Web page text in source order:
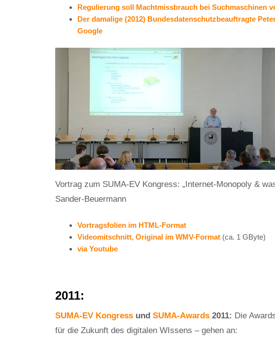
Regulierung soll Machtmissbrauch bei Suchmaschinen
Der damalige (2012) Bundesdatenschutzbeauftragte
Google
Vortrag zum SUMA-EV Kongress: „Internet-Monopoly &
Sander-Beuermann
Vortragsfolien im HTML-Format
Videomitschnitt, Original im WMV-Format (ca. 1 GByte)
via Youtube
2011:
SUMA-EV Kongress und SUMA-Awards 2011: Die
für die Zukunft des digitalen WIssens – gehen an: